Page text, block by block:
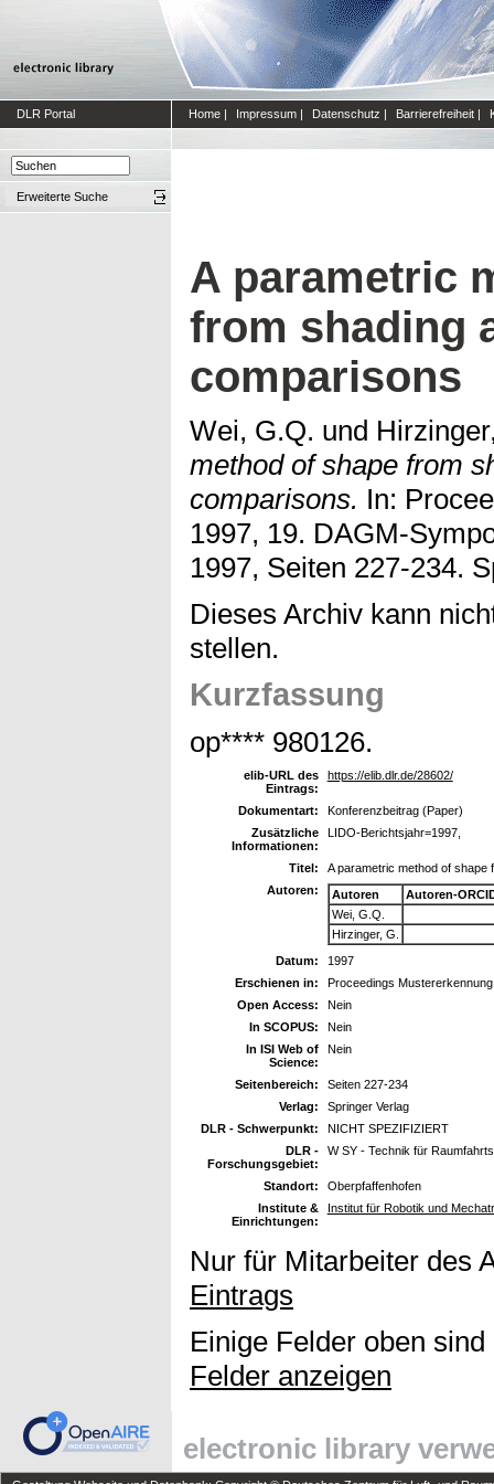
DLR Portal Home | Impressum | Datenschutz | Barrierefreiheit |
Erweiterte Suche
A parametric
from shading
comparisons
Wei, G.Q. und
method of shape from
comparisons. In:
1997, 19. DAGM-
1997, Seiten 227-234.
Dieses Archiv kann
stellen.
Kurzfassung
op**** 980126.
elib-URL des
Eintrags:
https://elib.dlr.de/28602/
Dokumentart:
Konferenzbeitrag (Paper)
Zusätzliche
Informationen:
LIDO-Berichtsjahr=1997,
Titel:
A parametric method of shape
Autoren:
Autoren
Autoren-
Wei, G.Q.
Hirzinger, G.
Datum:
1997
Erschienen in:
Proceedings
Open Access:
Nein
In SCOPUS:
Nein
In ISI Web of
Science:
Nein
Seitenbereich:
Seiten 227-234
Verlag:
Springer Verlag
DLR - Schwerpunkt:
NICHT SPEZIFIZIERT
DLR -
Forschungsgebiet:
W SY - Technik für
Standort:
Oberpfaffenhofen
Institute &
Einrichtungen:
Institut für Robotik und
Nur für Mitarbeiter des
Eintrags
Einige Felder oben
Felder anzeigen
electronic library